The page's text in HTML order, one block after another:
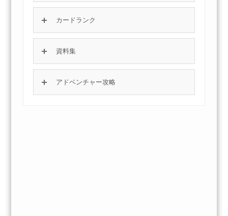
カードランク
資料集
アドベンチャー攻略